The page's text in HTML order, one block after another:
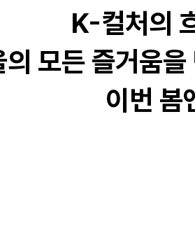
K-컬처의
의 모든 즐거움을
이번 봄